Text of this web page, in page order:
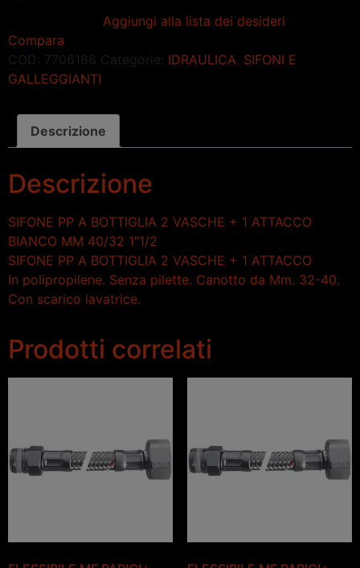
Aggiungi alla lista dei desideri
Compara
COD: 7706186 Categorie: IDRAULICA SIFONI E
GALLEGGIANTI
Descrizione
Descrizione
SIFONE PP A BOTTIGLIA 2 VASCHE + 1 ATTACCO
BIANCO MM 40/32 1″1/2
SIFONE PP A BOTTIGLIA 2 VASCHE + 1 ATTACCO
In polipropilene. Senza pilette. Canotto da Mm. 32-40.
Con scarico lavatrice.
Prodotti correlati